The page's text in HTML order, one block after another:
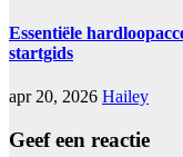
Essentiële
startgids
apr 20, 2026 Hailey
Geef een reactie